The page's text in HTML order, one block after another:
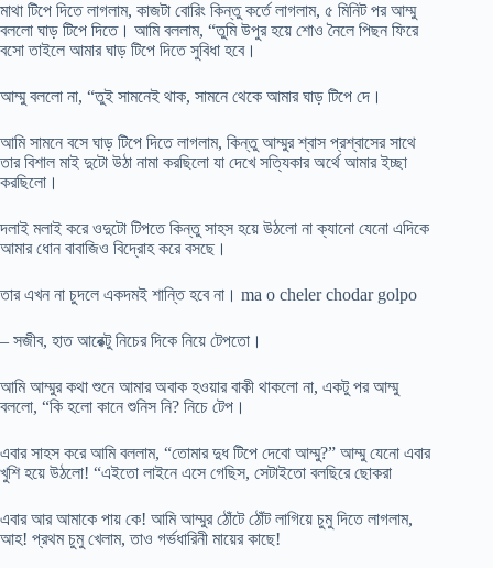
মাথা টিপে দিতে লাগলাম, কাজটা বোরিং কিন্তু কর্তে লাগলাম, ৫ মিনিট পর আম্মু
বললো ঘাড় টিপে দিতে। আমি বললাম, “তুমি উপুর হয়ে শোও নৈলে পিছন ফিরে
বসো তাইলে আমার ঘাড় টিপে দিতে সুবিধা হবে।
আম্মু বললো না, “তুই সামনেই থাক, সামনে থেকে আমার ঘাড় টিপে দে।
আমি সামনে বসে ঘাড় টিপে দিতে লাগলাম, কিন্তু আম্মুর শ্বাস প্রশ্বাসের সাথে
তার বিশাল মাই দুটো উঠা নামা করছিলো যা দেখে সত্যিকার অর্থে আমার ইচ্ছা
করছিলো।
দলাই মলাই করে ওদুটো টিপতে কিন্তু সাহস হয়ে উঠলো না ক্যানো যেনো এদিকে
আমার ধোন বাবাজিও বিদ্রোহ করে বসছে।
তার এখন না চুদলে একদমই শান্তি হবে না। ma o cheler chodar golpo
– সজীব, হাত আরেক্টু নিচের দিকে নিয়ে টেপতো।
আমি আম্মুর কথা শুনে আমার অবাক হওয়ার বাকী থাকলো না, একটু পর আম্মু
বললো, “কি হলো কানে শুনিস নি? নিচে টেপ।
এবার সাহস করে আমি বললাম, “তোমার দুধ টিপে দেবো আম্মু?” আম্মু যেনো এবার
খুশি হয়ে উঠলো! “এইতো লাইনে এসে গেছিস, সেটাইতো বলছিরে ছোকরা
এবার আর আমাকে পায় কে! আমি আম্মুর ঠোঁটে ঠোঁট লাগিয়ে চুমু দিতে লাগলাম,
আহ! প্রথম চুমু খেলাম, তাও গর্ভধারিনী মায়ের কাছে!